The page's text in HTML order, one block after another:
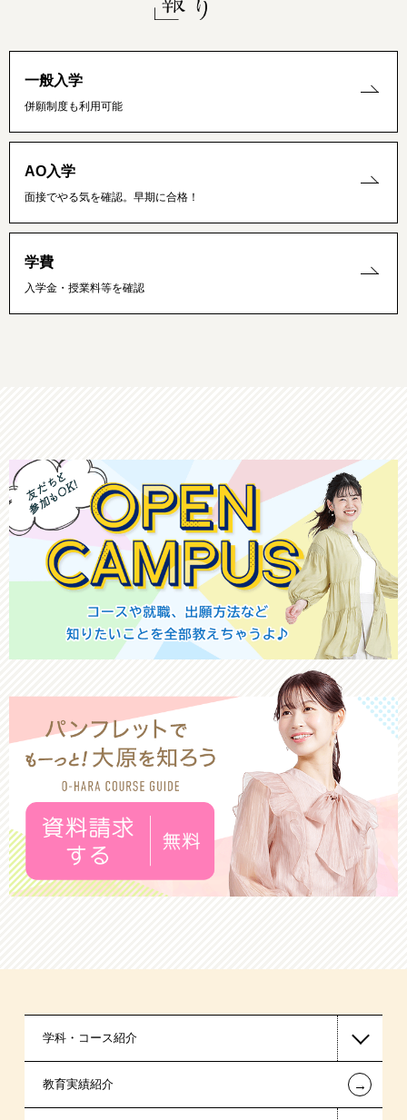
一般入学
併願制度も利用可能
AO入学
面接でやる気を確認。早期に合格！
学費
入学金・授業料等を確認
学科・コース紹介
医療事務系
教育実績紹介 ←